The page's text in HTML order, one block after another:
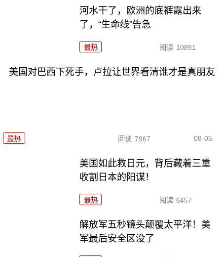
河水干了，欧洲的底裤露出来
了，“生命线”告急
最热 阅读 10891
美国对巴西下死手，卢拉让世界看清谁才是真朋友
最热 阅读 7967 08-05
美国如此救日元，背后藏着三重
收割日本的阳谋！
最热 阅读 6457
解放军五秒镜头颠覆太平洋！美
军最后安全区没了